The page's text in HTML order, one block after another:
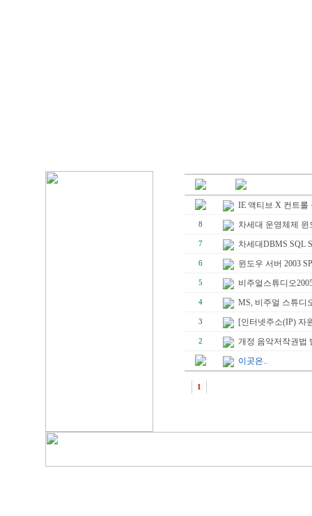
IE 액티브 X 컨트롤
8 차세대 운영체제
7 차세대DBMS SQL
6 윈도우 서버 2003
5 비주얼스튜디오
4 MS, 비주얼 스튜디
3 [인터넷주소(IP) 자
2
개정 음악저작권법
이곳은..
1